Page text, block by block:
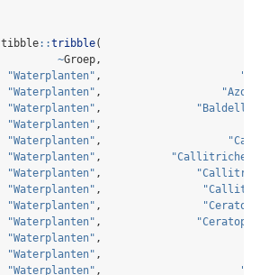
tibble::tribble(
~Groep,
"Waterplanten" ,
"Waterplanten" ,
"Waterplanten" ,
"Baldellia
"Waterplanten"
"Waterplanten" ,
"Waterplanten" ,
"Callitriche
"Waterplanten" ,
"Waterplanten" ,
"Waterplanten" ,
"Waterplanten" ,
"Waterplanten"
"Waterplanten" ,
"Waterplanten" ,